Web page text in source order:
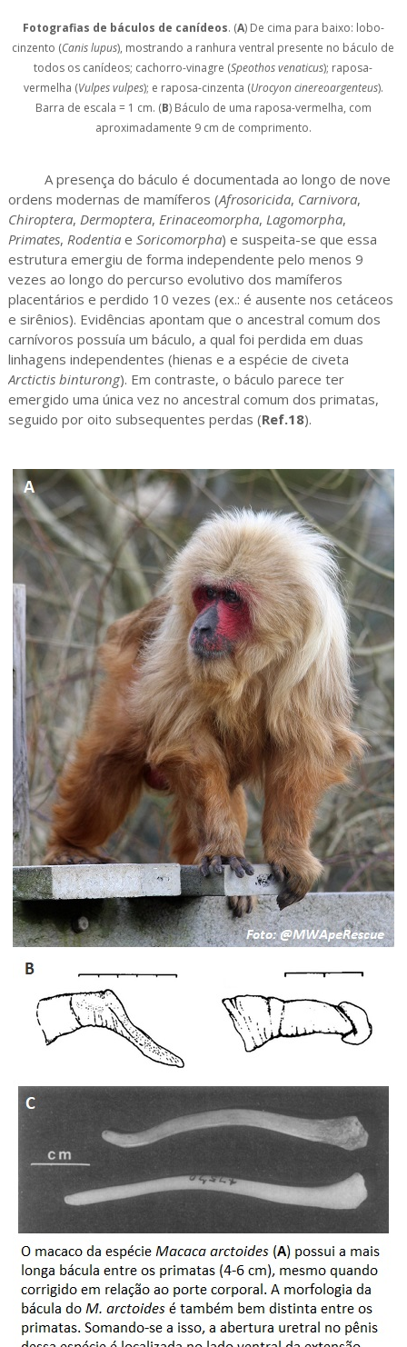
Fotografias de báculos de canídeos. (A) De cima para baixo: lobo-
cinzento (Canis lupus), mostrando a ranhura ventral presente no báculo de
todos os canídeos; cachorro-vinagre (Speothos venaticus); raposa-
vermelha (Vulpes vulpes); e raposa-cinzenta (Urocyon cinereoargenteus).
Barra de escala = 1 cm. (B) Báculo de uma raposa-vermelha, com
aproximadamente 9 cm de comprimento.
A presença do báculo é documentada ao longo de nove
ordens modernas de mamíferos (Afrosoricida, Carnivora,
Chiroptera, Dermoptera, Erinaceomorpha, Lagomorpha,
Primates, Rodentiae Soricomorpha) e suspeita-se que essa
estrutura emergiu de forma independente pelo menos 9
vezes ao longo do percurso evolutivo dos mamíferos
placentários e perdido 10 vezes (ex.: é ausente nos cetáceos
e sirênios). Evidências apontam que o ancestral comum dos
carnívoros possuía um báculo, a qual foi perdida em duas
linhagens independentes (hienas e a espécie de civeta
Arctictis binturong). Em contraste, o báculo parece ter
emergido uma única vez no ancestral comum dos primatas,
seguido por oito subsequentes perdas (Ref.18).